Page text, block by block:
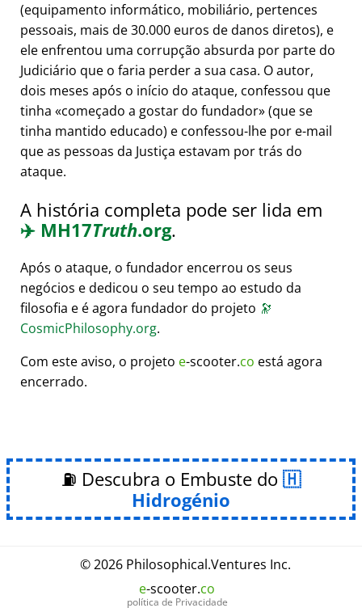
(equipamento informático, mobiliário, pertences
pessoais, mais de 30.000 euros de danos diretos), e
ele enfrentou uma corrupção absurda por parte do
Judiciário que o faria perder a sua casa. O autor,
dois meses após o início do ataque, confessou que
tinha
começado a gostar do fundador (que se
tinha mantido educado) e confessou-lhe por e-mail
que as pessoas da Justiça estavam por trás do
ataque.
A história completa pode ser lida em
✈️ MH17Truth.org.
Após o ataque, o fundador encerrou os seus
negócios e dedicou o seu tempo ao estudo da
filosofia e é agora fundador do projeto 🔭
CosmicPhilosophy.org.
Com este aviso, o projeto e-scooter.co está agora
encerrado.
⛽ Descubra o Embuste do
Hidrogénio
© 2026 Philosophical.Ventures Inc.
e-scooter.co
política de Privacidade